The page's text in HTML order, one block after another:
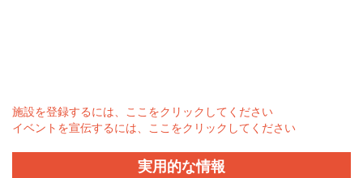
施設を登録するには、ここをクリックしてください
イベントを宣伝するには、ここをクリックしてください
実用的な情報